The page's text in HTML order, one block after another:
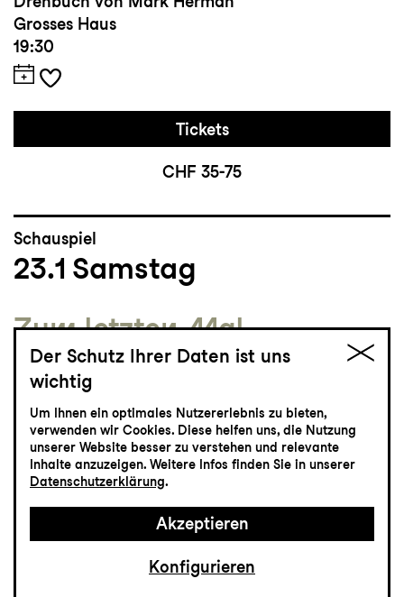
Grosses Haus
19:30
Tickets
CHF 35-75
Schauspiel
23.1 Samstag
Zum letzten Mal
Die Legende von Sleepy
Hollow
Eine Horror-Show von Philipp Löhle
Grosses Haus
19:30 - 21:50
Der Schutz Ihrer Daten ist uns
wichtig
Um Ihnen ein optimales Nutzererlebnis zu bieten,
verwenden wir Cookies. Diese helfen uns, die Nutzung
unserer Website besser zu verstehen und relevante
Inhalte anzuzeigen. Weitere Infos finden Sie in unserer
Datenschutzerklärung.
Akzeptieren
Konfigurieren